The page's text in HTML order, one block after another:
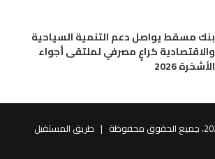
بنك مسقط يواصل دعم التنمية السياحية
والاقتصادية كراعٍ مصرفي لملتقى أجواء
الأشخرة 2026
طريق المستقبل